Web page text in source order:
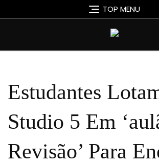
to
TOP MENU
Estudantes
Studio 5 Em
Revisão’ Para